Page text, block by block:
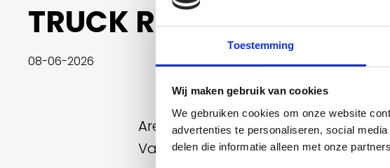
Toestemming
Wij maken gebruik van cookies
We gebruiken cookies om onze website
advertenties te personaliseren, social
delen die informatie alleen met onze
TRUCK RUN
08-06-2026
Area was aanwezig bij de
Vanboeijen.